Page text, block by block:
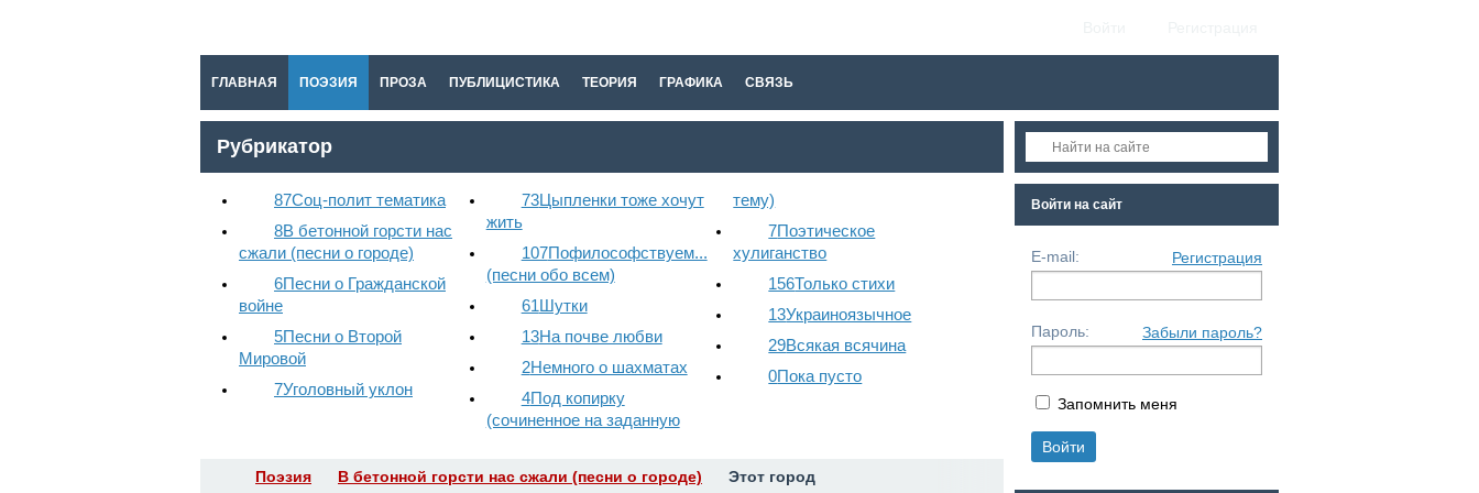
ГЛАВНАЯ ПОЭЗИЯ ПРОЗА ПУБЛИЦИСТИКА ТЕОРИЯ ГРАФИКА СВЯЗЬ
Рубрикатор
87Соц-полит тематика
8В бетонной горсти нас
сжали (песни о городе)
6Песни о Гражданской
войне
5Песни о Второй
Мировой
7Уголовный уклон
73Цыпленки тоже хочут
жить
107Пофилософствуем...
(песни обо всем)
61Шутки
13На почве любви
2Немного о шахматах
4Под копирку
(сочиненное на заданную
тему)
7Поэтическое
хулиганство
156Только стихи
13Украиноязычное
29Всякая всячина
0Пока пусто
Поэзия В бетонной горсти нас сжали (песни о городе) Этот город
Войти на сайт
E-mail: Регистрация
Пароль: Забыли пароль?
Запомнить меня